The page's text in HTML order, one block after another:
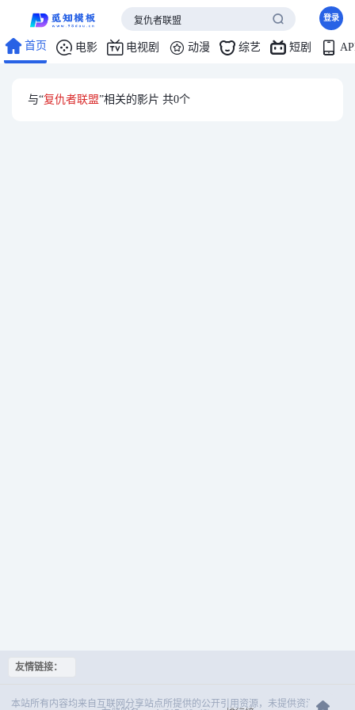
登录
首页 电影 电视剧 动漫 综艺 短剧
与“复仇者联盟”相关的影片 共0个
友情链接：
本站所有内容均来自互联网分享站点所提供的公开引用资源，未提供资源上传、